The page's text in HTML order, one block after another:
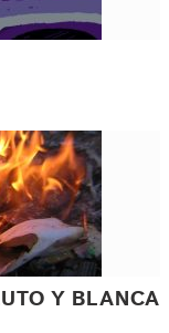
Y BLANCA